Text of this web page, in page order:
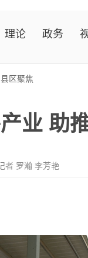
理论 政务
县区聚焦
业 助
者 罗瀚 李芳艳